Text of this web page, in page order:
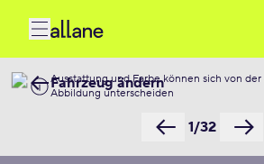
Ausstattung und Farbe können sich von
Abbildung unterscheiden
1/32
Fahrzeug ändern